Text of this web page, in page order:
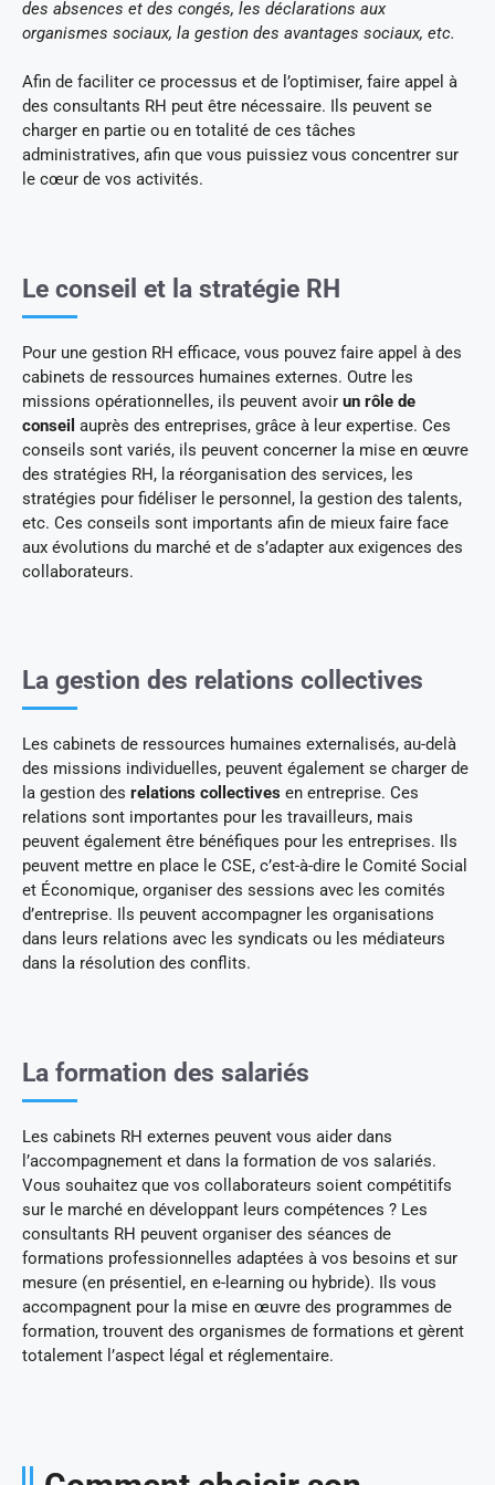
des absences et des congés, les déclarations aux
organismes sociaux, la gestion des avantages sociaux, etc.
Afin de faciliter ce processus et de l’optimiser, faire appel à
des consultants RH peut être nécessaire. Ils peuvent se
charger en partie ou en totalité de ces tâches
administratives, afin que vous puissiez vous concentrer sur
le cœur de vos activités.
Le conseil et la stratégie RH
Pour une gestion RH efficace, vous pouvez faire appel à des
cabinets de ressources humaines externes. Outre les
missions opérationnelles, ils peuvent avoir un rôle de
conseil auprès des entreprises, grâce à leur expertise. Ces
conseils sont variés, ils peuvent concerner la mise en œuvre
des stratégies RH, la réorganisation des services, les
stratégies pour fidéliser le personnel, la gestion des talents,
etc. Ces conseils sont importants afin de mieux faire face
aux évolutions du marché et de s’adapter aux exigences des
collaborateurs.
La gestion des relations collectives
Les cabinets de ressources humaines externalisés, au-delà
des missions individuelles, peuvent également se charger de
la gestion des relations collectives en entreprise. Ces
relations sont importantes pour les travailleurs, mais
peuvent également être bénéfiques pour les entreprises. Ils
peuvent mettre en place le CSE, c’est-à-dire le Comité Social
et Économique, organiser des sessions avec les comités
d’entreprise. Ils peuvent accompagner les organisations
dans leurs relations avec les syndicats ou les médiateurs
dans la résolution des conflits.
La formation des salariés
Les cabinets RH externes peuvent vous aider dans
l’accompagnement et dans la formation de vos salariés.
Vous souhaitez que vos collaborateurs soient compétitifs
sur le marché en développant leurs compétences ? Les
consultants RH peuvent organiser des séances de
formations professionnelles adaptées à vos besoins et sur
mesure (en présentiel, en e-learning ou hybride). Ils vous
accompagnent pour la mise en œuvre des programmes de
formation, trouvent des organismes de formations et gèrent
totalement l’aspect légal et réglementaire.